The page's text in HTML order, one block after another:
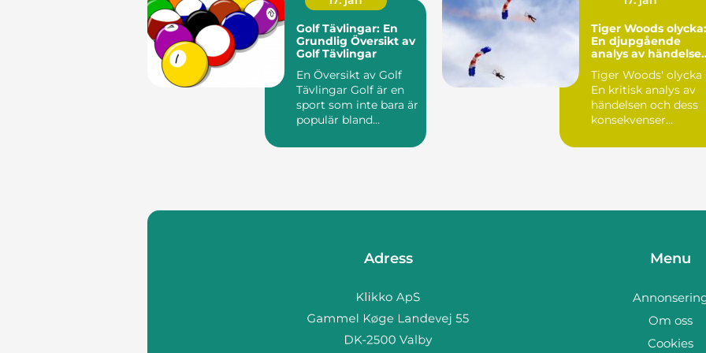
Golf Tävlingar: En
Grundlig Översikt av
Golf Tävlingar
En Översikt av Golf
Tävlingar Golf är en
sport som inte bara är
populär bland
ocks...
Tiger Woods olycka:
En djupgående
analys av
Tiger Woods' olycka
En kritisk analys av
händelsen och dess
konsekvenser
Adress Menu
Om oss
Cookies